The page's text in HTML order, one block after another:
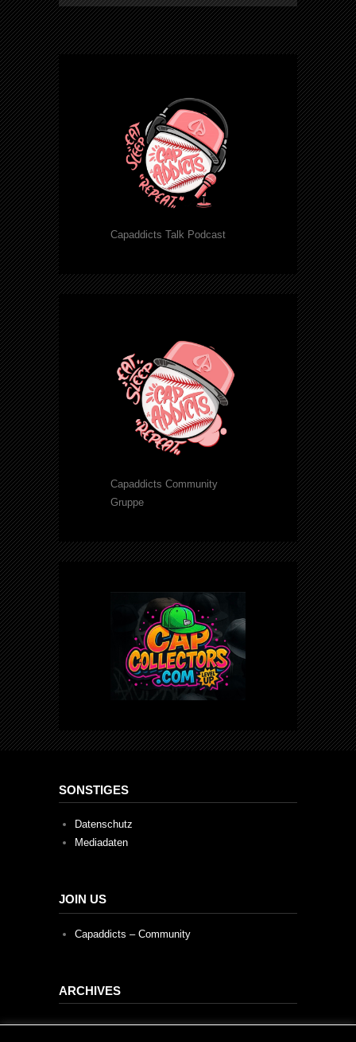
Capaddicts Talk Podcast
Capaddicts Community
Gruppe
SONSTIGES
Datenschutz
Mediadaten
JOIN US
Capaddicts – Community
ARCHIVES
Archives